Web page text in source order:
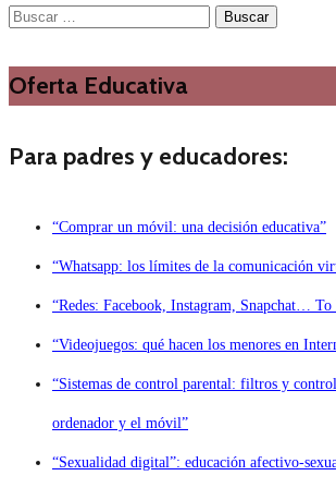
Buscar:
Oferta Educativa
Para padres y educadores:
“Comprar un móvil: una decisión educativa”
“Whatsapp: los límites de la comunicación
“Redes: Facebook, Instagram, Snapchat…
“Videojuegos: qué hacen los menores en
“Sistemas de control parental: filtros y
ordenador y el móvil”
“Sexualidad digital”: educación afectivo-